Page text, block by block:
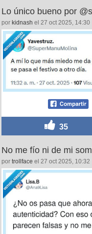
Lo único bueno por
por kidnash el 27 oct 2025, 14:30
35
No me fío ni de mi
por trollface el 27 oct 2025, 10:32